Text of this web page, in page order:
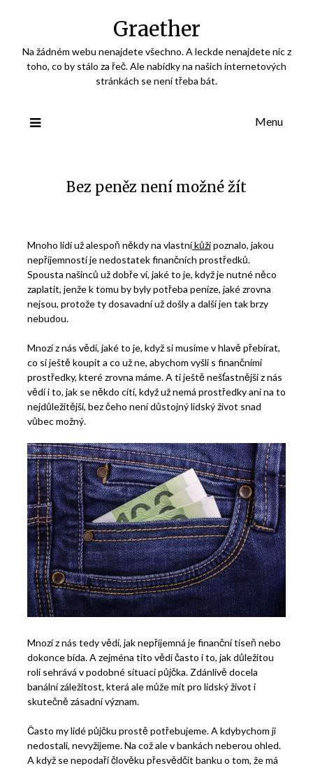
Graether
Na žádném webu nenajdete všechno. A leckde nenajdete nic z
toho, co by stálo za řeč. Ale nabídky na našich internetových
stránkách se není třeba bát.
Menu
Bez peněz není možné žít
Mnoho lidí už alespoň někdy na vlastníkůžipoznalo, jakou
nepříjemností je nedostatek finančních prostředků.
Spousta našinců už dobře ví, jaké to je, když je nutné něco
zaplatit, jenže k tomu by byly potřeba peníze, jaké zrovna
nejsou, protože ty dosavadní už došly a další jen tak brzy
nebudou.
Mnozí z nás vědí, jaké to je, když si musíme v hlavě přebírat,
co si ještě koupit a co už ne, abychom vyšli s finančními
prostředky, které zrovna máme. A ti ještě nešťastnější z nás
vědí i to, jak se někdo cítí, když už nemá prostředky ani na to
nejdůležitější, bez čeho není důstojný lidský život snad
vůbec možný.
Mnozí z nás tedy vědí, jak nepříjemná je finanční tíseň nebo
dokonce bída. A zejména tito vědí často i to, jak důležitou
roli sehrává v podobné situaci půjčka. Zdánlivě docela
banální záležitost, která ale může mít pro lidský život i
skutečně zásadní význam.
Často my lidé půjčku prostě potřebujeme. A kdybychom ji
nedostali, nevyžijeme. Na což ale v bankách neberou ohled.
A když se nepodaří člověku přesvědčit banku o tom, že má